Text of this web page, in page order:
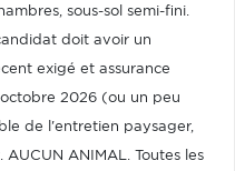
sous-sol semi-fini.
doit avoir un
exigé et assurance
octobre 2026 (ou un peu
de l'entretien paysager,
ANIMAL. Toutes les